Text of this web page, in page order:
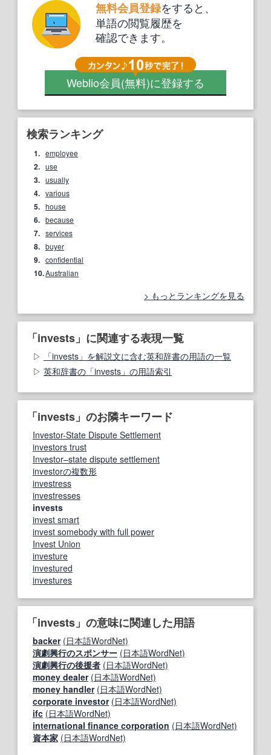
無料会員登録をすると、
単語の閲覧履歴を
確認できます。
Weblio会員(無料)に登録する
検索ランキング
1. employee
2. use
3. usually
4. various
5. house
6. because
7. services
8. buyer
9. confidential
10.Australian
もっとランキングを見る
「invests」に関連する表現一覧
「invests」を解説文に含む英和辞書の用語の一覧
英和辞書の「invests」の用語索引
「invests」のお隣キーワード
Investor-State Dispute Settlement
investors trust
Investor–state dispute settlement
investorの複数形
investress
investresses
invests
invest smart
invest somebody with full power
Invest Union
investure
investured
investures
「invests」の意味に関連した用語
backer (日本語WordNet)
演劇興行のスポンサー (日本語WordNet)
演劇興行の後援者 (日本語WordNet)
money dealer (日本語WordNet)
money handler (日本語WordNet)
corporate investor (日本語WordNet)
ifc (日本語WordNet)
international finance corporation (日本語WordNet)
資本家 (日本語WordNet)